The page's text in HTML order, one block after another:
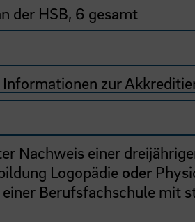
der HSB, 6 gesamt
zur
Nachweis einer
Logopädie oder
Berufsfachschule mit